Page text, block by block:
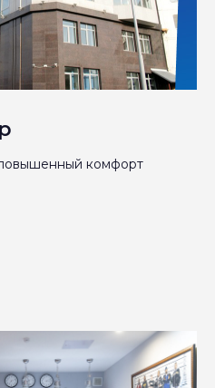
комфорт